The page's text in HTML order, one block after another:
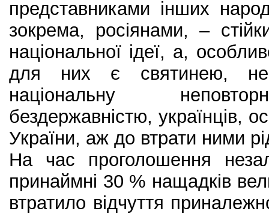
представниками інших
зокрема, росіянами, –
національної ідеї, а,
для них є святинею,
національну
бездержавністю, українців,
України, аж до втрати ними
На час проголошення
принаймні 30 % нащадків
втратило відчуття